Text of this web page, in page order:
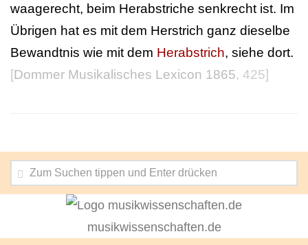
waagerecht, beim Herabstriche senkrecht ist. Im
Übrigen hat es mit dem Herstrich ganz dieselbe
Bewandtnis wie mit dem Herabstrich, siehe dort.
[Dommer Musikalisches Lexicon 1865, 425]
musikwissenschaften.de